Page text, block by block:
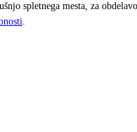
spletnega mesta, za
.